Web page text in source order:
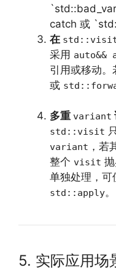
catch 或
在
采用 auto&&
引用或移动。
或
多重 variant
std::visit
variant ，若
整个 visit
单独处理，可
std::apply。
5. 实际应用场